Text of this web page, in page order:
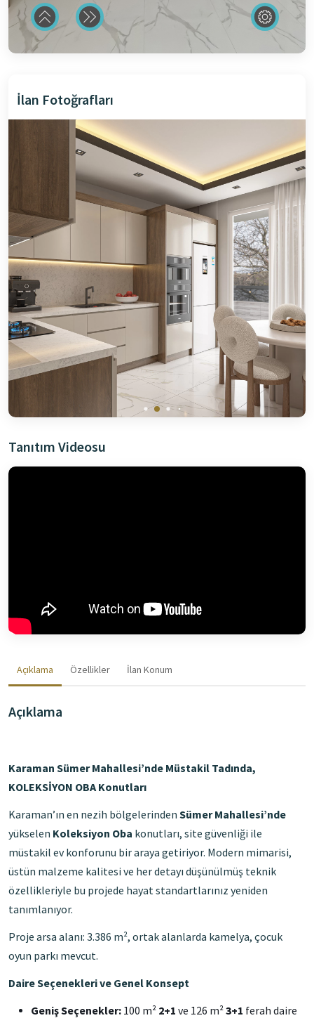
İlan Fotoğrafları
Tanıtım Videosu
Açıklama Özellikler İlan Konum
Açıklama
Karaman Sümer Mahallesi’nde Müstakil Tadında,
KOLEKSİYON OBA Konutları
Karaman’ın en nezih bölgelerinden Sümer Mahallesi’nde
yükselen Koleksiyon Oba konutları, site güvenliği ile
müstakil ev konforunu bir araya getiriyor. Modern mimarisi,
üstün malzeme kalitesi ve her detayı düşünülmüş teknik
özellikleriyle bu projede hayat standartlarınız yeniden
tanımlanıyor.
Proje arsa alanı: 3.386 m², ortak alanlarda kamelya, çocuk
oyun parkı mevcut.
Daire Seçenekleri ve Genel Konsept
Geniş Seçenekler: 100 m² 2+1 ve 126 m²3+1 ferah daire